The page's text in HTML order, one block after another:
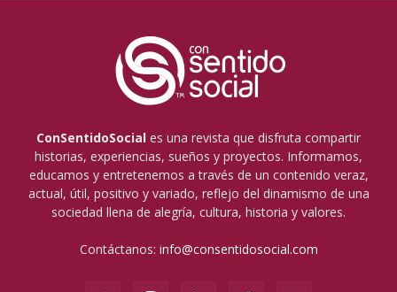
ConSentidoSocial es una revista que disfruta compartir
historias, experiencias, sueños y proyectos. Informamos,
educamos y entretenemos a través de un contenido veraz,
actual, útil, positivo y variado, reflejo del dinamismo de una
sociedad llena de alegría, cultura, historia y valores.
Contáctanos: info@consentidosocial.com